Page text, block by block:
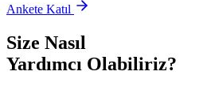
Ankete Katıl
Size Nasıl
Yardımcı Olabiliriz?